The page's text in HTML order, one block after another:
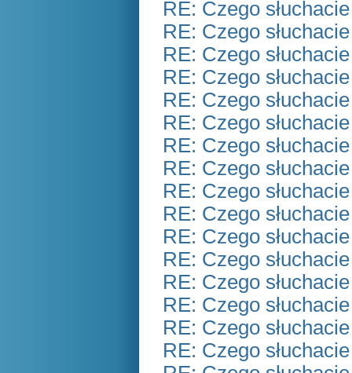
RE: Czego
RE: Czego
RE: Czego
RE: Czego
RE: Czego
RE: Czego
RE: Czego
RE: Czego
RE: Czego
RE: Czego
RE: Czego
RE: Czego
RE: Czego
RE: Czego
RE: Czego
RE: Czego